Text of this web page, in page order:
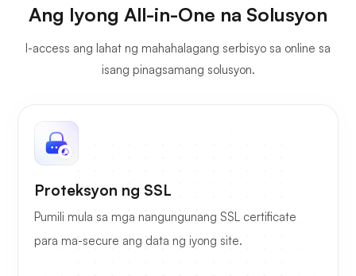
Ang Iyong All-in-One na Solusyon
I-access ang lahat ng mahahalagang serbisyo sa online sa
isang pinagsamang solusyon.
Proteksyon ng SSL
Pumili mula sa mga nangungunang SSL certificate
para ma-secure ang data ng iyong site.